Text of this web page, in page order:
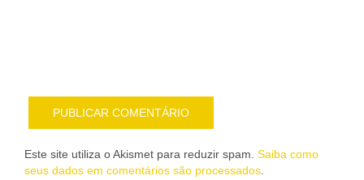
Este site utiliza o Akismet para reduzir spam. Saiba como
seus dados em comentários são processados